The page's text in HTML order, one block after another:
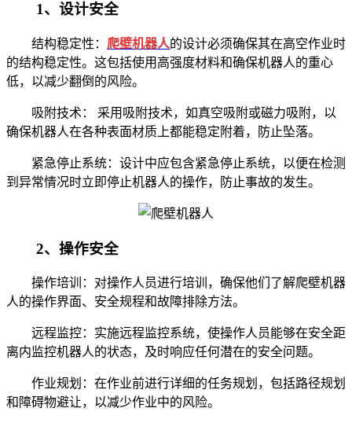
1、设计安全
结构稳定性： 爬壁机器人的设计必须确保其在高空作业时
的结构稳定性。这包括使用高强度材料和确保机器人的重心
低，以减少翻倒的风险。
吸附技术： 采用吸附技术，如真空吸附或磁力吸附，以
确保机器人在各种表面材质上都能稳定附着，防止坠落。
紧急停止系统：设计中应包含紧急停止系统，以便在检测
到异常情况时立即停止机器人的操作，防止事故的发生。
2、操作安全
操作培训：对操作人员进行培训，确保他们了解爬壁机器
人的操作界面、安全规程和故障排除方法。
远程监控：实施远程监控系统，使操作人员能够在安全距
离内监控机器人的状态，及时响应任何潜在的安全问题。
作业规划：在作业前进行详细的任务规划，包括路径规划
和障碍物避让，以减少作业中的风险。